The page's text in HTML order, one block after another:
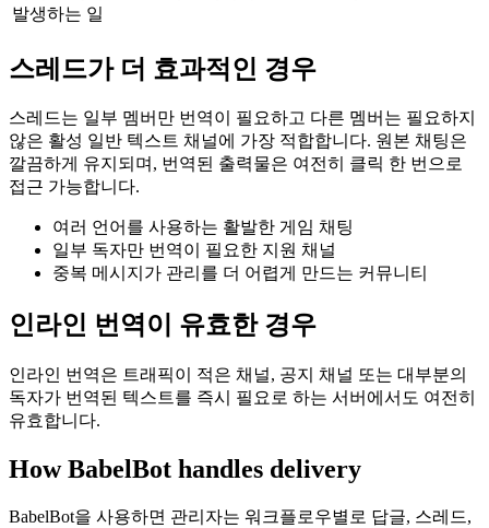
발생하는 일
스레드가 더 효과적인 경우
스레드는 일부 멤버만 번역이 필요하고 다른 멤버는 필요하지
않은 활성 일반 텍스트 채널에 가장 적합합니다. 원본 채팅은
깔끔하게 유지되며, 번역된 출력물은 여전히 클릭 한 번으로
접근 가능합니다.
여러 언어를 사용하는 활발한 게임 채팅
일부 독자만 번역이 필요한 지원 채널
중복 메시지가 관리를 더 어렵게 만드는 커뮤니티
인라인 번역이 유효한 경우
인라인 번역은 트래픽이 적은 채널, 공지 채널 또는 대부분의
독자가 번역된 텍스트를 즉시 필요로 하는 서버에서도 여전히
유효합니다.
How BabelBot handles delivery
BabelBot을 사용하면 관리자는 워크플로우별로 답글, 스레드,